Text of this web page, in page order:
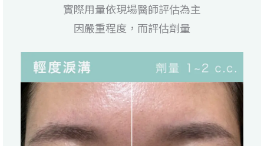
實際用量依現場醫師評估為主
因嚴重程度，而評估劑量